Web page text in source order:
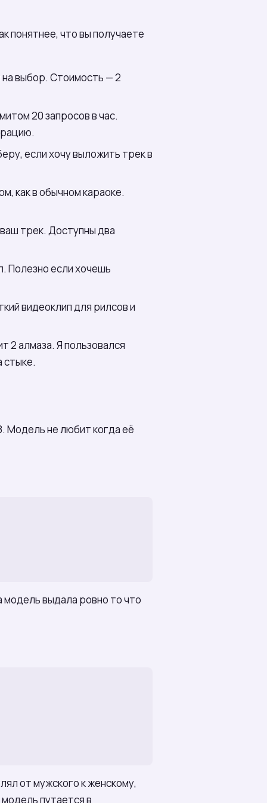
понятнее, что вы получаете
на выбор. Стоимость — 2
20 запросов в час.
если хочу выложить трек в
как в обычном караоке.
трек. Доступны два
Полезно если хочешь
видеоклип для рилсов и
2 алмаза. Я пользовался
стыке.
Модель не любит когда её
модель выдала ровно то что
от мужского к женскому,
путается в